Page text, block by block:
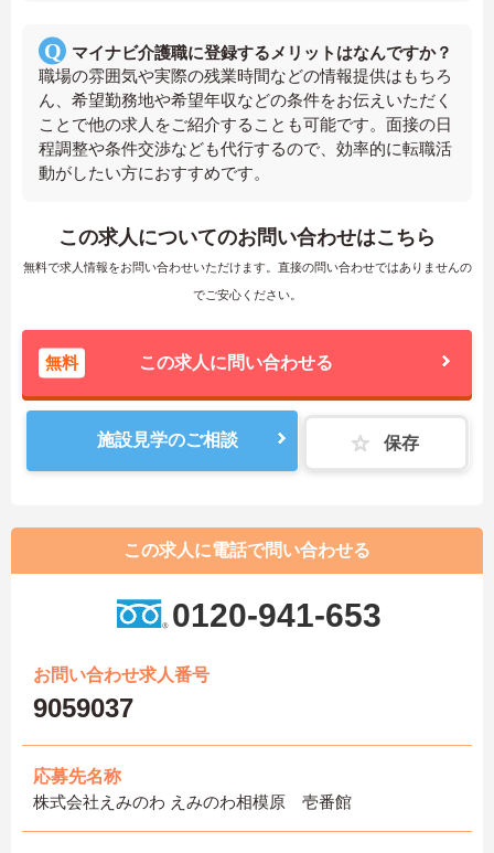
マイナビ介護職に登録するメリットはなんですか？
職場の雰囲気や実際の残業時間などの情報提供はもちろ
ん、希望勤務地や希望年収などの条件をお伝えいただく
ことで他の求人をご紹介することも可能です。面接の日
程調整や条件交渉なども代行するので、効率的に転職活
動がしたい方におすすめです。
この求人についてのお問い合わせはこちら
無料で求人情報をお問い合わせいただけます。直接の問い合わせではありませんの
でご安心ください。
無料 この求人に問い合わせる
施設見学のご相談 保存
この求人に電話で問い合わせる
0120-941-653
お問い合わせ求人番号
9059037
応募先名称
株式会社えみのわ えみのわ相模原 壱番館